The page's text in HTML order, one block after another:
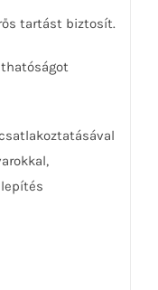
tartást biztosít.